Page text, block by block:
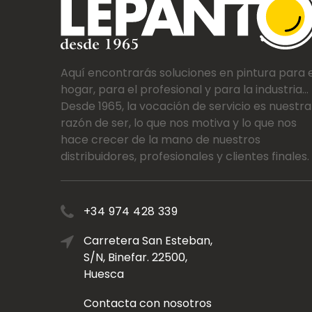
Aquí encontrarás soluciones en pintura para
hogar, para el profesional y para la industria...
Desde 1965, la vocación de servicio es nuestra
razón de ser, lo que nos motiva y lo que nos
hace crecer de la mano de nuestros
distribuidores, profesionales y clientes finales.
+34 974 428 339
Carretera San Esteban,
S/N, Binefar. 22500,
Huesca
Contacta con nosotros